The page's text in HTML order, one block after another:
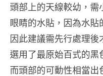
頭部上的天線較幼，
眼睛的水貼，因為水貼
因此建議需先行處理
選用了最原始百式的黑
而頭部的可動性相當